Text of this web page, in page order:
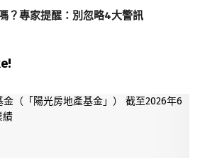
？專家提醒：別忽略4大警訊